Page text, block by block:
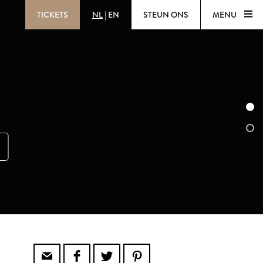
TICKETS NL | EN STEUN ONS MENU